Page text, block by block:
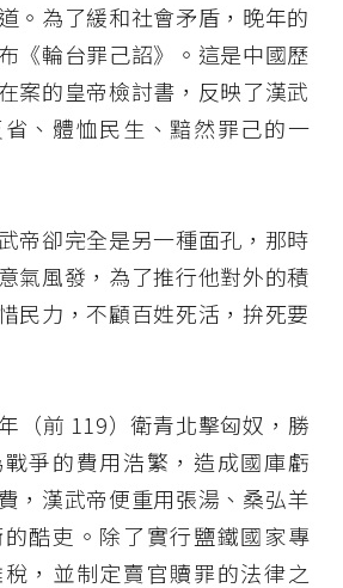
。為了緩和社會矛盾，晚年的
《輪台罪己詔》。這是中國歷
案的皇帝檢討書，反映了漢武
、體恤民生、黯然罪己的一
帝卻完全是另一種面孔，那時
氣風發，為了推行他對外的積
民力，不顧百姓死活，拚死要
（前 119）衛青北擊匈奴，勝
爭的費用浩繁，造成國庫虧
，漢武帝便重用張湯、桑弘羊
酷吏。除了實行鹽鐵國家專
，並制定賣官贖罪的法律之